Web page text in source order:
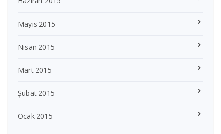
Mayıs 2015
Nisan 2015
Mart 2015
Şubat 2015
Ocak 2015